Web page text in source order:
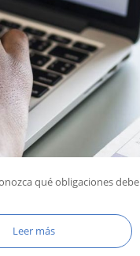
qué obligaciones
Leer más